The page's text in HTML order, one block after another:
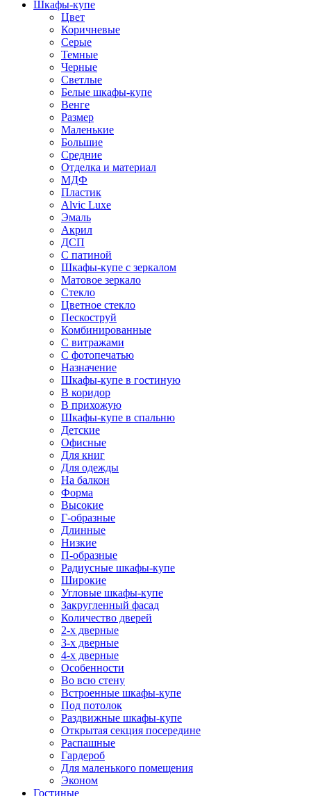
Шкафы-купе
Цвет
Коричневые
Серые
Темные
Черные
Светлые
Белые шкафы-купе
Венге
Размер
Маленькие
Большие
Средние
Отделка и материал
МДФ
Пластик
Alvic Luxe
Эмаль
Акрил
ДСП
С патиной
Шкафы-купе с зеркалом
Матовое зеркало
Стекло
Цветное стекло
Пескоструй
Комбинированные
С витражами
С фотопечатью
Назначение
Шкафы-купе в гостиную
В коридор
В прихожую
Шкафы-купе в спальню
Детские
Офисные
Для книг
Для одежды
На балкон
Форма
Высокие
Г-образные
Длинные
Низкие
П-образные
Радиусные шкафы-купе
Широкие
Угловые шкафы-купе
Закругленный фасад
Количество дверей
2-х дверные
3-х дверные
4-х дверные
Особенности
Во всю стену
Встроенные шкафы-купе
Под потолок
Раздвижные шкафы-купе
Открытая секция посередине
Распашные
Гардероб
Для маленького помещения
Эконом
Гостиные